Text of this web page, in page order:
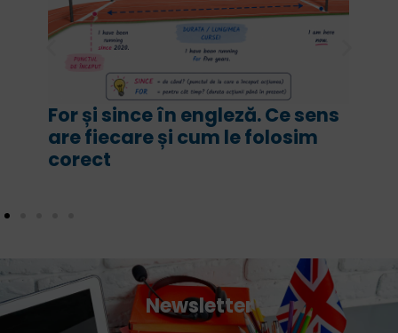
For și since în engleză. Ce sens
are fiecare și cum le folosim
corect
Newsletter